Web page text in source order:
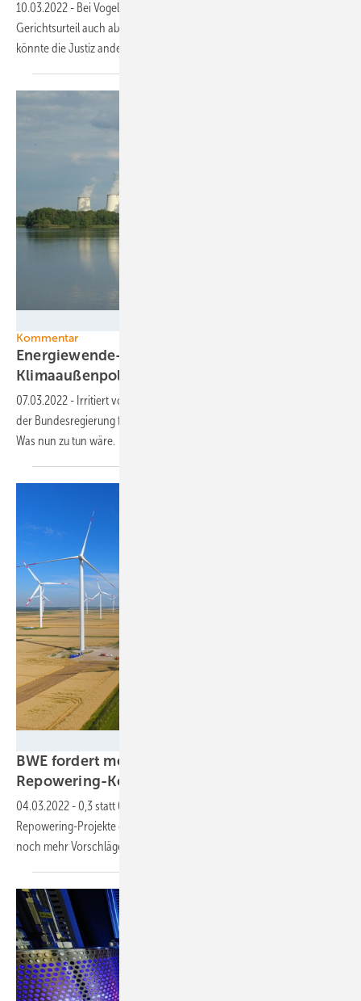
10.03.2022 - Bei Vogelschutz-Auflagen muss ein Windpark gemäß
Gerichtsurteil auch abschalten, wenn der Vogel abgezogen ist. Künftig
könnte die Justiz anders
Kommentar
Energiewende-Aus- oder neue
Klimaaußenpolitik?
07.03.2022 - Irritiert vom Ukrainekrieg läuft die neue Klimaaußenpolitik
der Bundesregierung fehl – und bremst die deutsche Energiewende.
Was nun zu tun wäre.
BWE fordert mehr Geld für
Repowering-Kommunen
04.03.2022 - 0,3 statt 0,2 Cent pro Kilowattstunde sollen bei
Repowering-Projekte gezahlt werden können. Und der Verband hat
noch mehr Vorschläge zur Beteiligung von